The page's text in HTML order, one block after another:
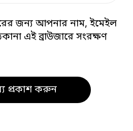
জন্য আপনার নাম, ইমেইল
এই ব্রাউজারে সংরক্ষণ